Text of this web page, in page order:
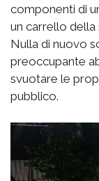
componenti di
un carrello
Nulla di nuovo
preoccupante
svuotare le
pubblico.